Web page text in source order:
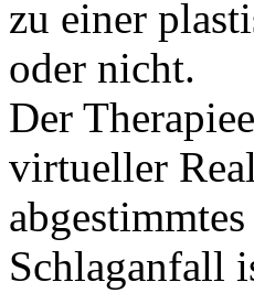
zu einer
oder nicht.
Der
virtueller
Schlaganfall